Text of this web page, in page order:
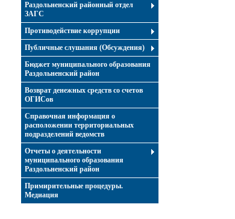
Раздольненский районный отдел
ЗАГС
Противодействие коррупции
Публичные слушания (Обсуждения)
Бюджет муниципального образования
Раздольненский район
Возврат денежных средств со счетов
ОГИСов
Справочная информация о
расположении территориальных
подразделений ведомств
Отчеты о деятельности
муниципального образования
Раздольненский район
Примирительные процедуры.
Медиация